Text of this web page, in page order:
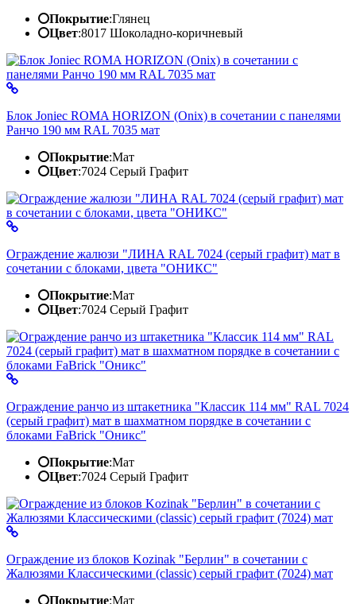
Покрытие:Глянец
Цвет:8017 Шоколадно-коричневый
Блок Joniec ROMA HORIZON (Onix) в сочетании с панелями
Ранчо 190 мм RAL 7035 мат
Покрытие:Мат
Цвет:7024 Серый Графит
Ограждение жалюзи "ЛИНА RAL 7024 (серый графит) мат в
сочетании с блоками, цвета "ОНИКС"
Покрытие:Мат
Цвет:7024 Серый Графит
Ограждение ранчо из штакетника "Классик 114 мм" RAL 7024
(серый графит) мат в шахматном порядке в сочетании с
блоками FaBrick "Оникс"
Покрытие:Мат
Цвет:7024 Серый Графит
Ограждение из блоков Kozinak "Берлин" в сочетании с
Жалюзями Классическими (classic) серый графит (7024) мат
Покрытие:Мат